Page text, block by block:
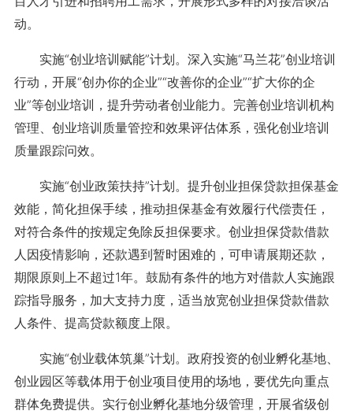
动。
实施“创业培训赋能”计划。深入实施“马兰花”创业培训
行动，开展“创办你的企业”“改善你的企业”“扩大你的企
业”等创业培训，提升劳动者创业能力。完善创业培训机构
管理、创业培训质量管控和效果评估体系，强化创业培训
质量跟踪问效。
实施“创业政策扶持”计划。提升创业担保贷款担保基金
效能，简化担保手续，推动担保基金有效履行代偿责任，
对符合条件的按规定免除反担保要求。创业担保贷款借款
人因疫情影响，还款遇到暂时困难的，可申请展期还款，
期限原则上不超过1年。鼓励有条件的地方对借款人实施跟
踪指导服务，加大支持力度，适当放宽创业担保贷款借款
人条件、提高贷款额度上限。
实施“创业载体筑巢”计划。政府投资的创业孵化基地、
创业园区等载体用于创业项目使用的场地，要优先向重点
群体免费提供。实行创业孵化基地分级管理，开展省级创